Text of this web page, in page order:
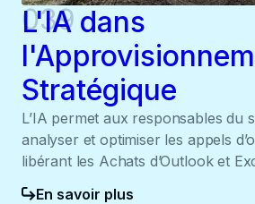
039
L'IA dans
Stratégique
L’IA permet aux responsables du
analyser et optimiser les appels
libérant les Achats d’Outlook et
En savoir plus